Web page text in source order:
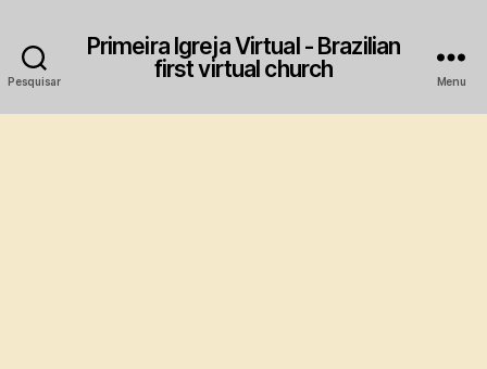
Pesquisar
Primeira Igreja Virtual - Brazilian
first virtual church
Menu